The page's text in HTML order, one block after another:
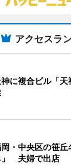
アクセスラ
神に複合ビル「
・中央区の笹
」 夫婦で出店